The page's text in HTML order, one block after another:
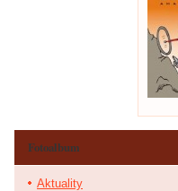
Fotoalbum
Aktuality